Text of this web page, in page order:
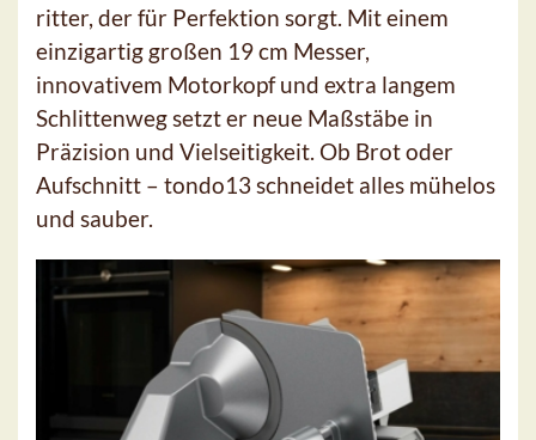
ritter, der für Perfektion sorgt. Mit einem
einzigartig großen 19 cm Messer,
innovativem Motorkopf und extra langem
Schlittenweg setzt er neue Maßstäbe in
Präzision und Vielseitigkeit. Ob Brot oder
Aufschnitt – tondo13 schneidet alles mühelos
und sauber.